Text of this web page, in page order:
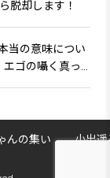
脱却します！
当の意味につい
エゴの囁く真っ
んの集い 小出